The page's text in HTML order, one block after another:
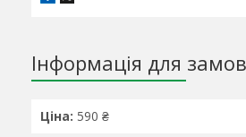
Інформація для
Ціна: 590 ₴